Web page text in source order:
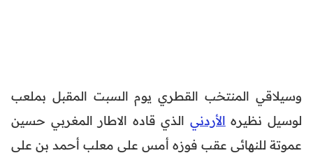
وسيلاقي المنتخب القطري يوم السبت المقبل بملعب
لوسيل نظيره الأردني الذي قاده الاطار المغربي حسين
عموتة للنهائي عقب فوزه أمس على معلب أحمد بن علي